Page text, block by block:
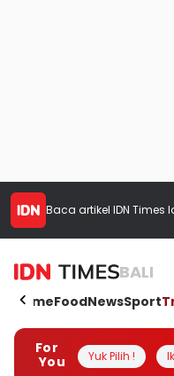
Baca artikel IDN Times
BALI
HomeFoodNewsSport
For
You
Yuk Pilih !